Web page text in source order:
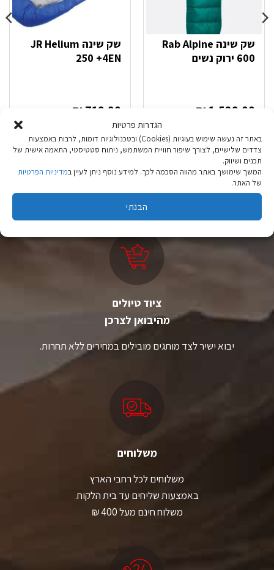
הגדרות פרטיות
באתר זה נעשה שימוש בעוגיות (Cookies) ובטכנולוגיות דומות, לרבות באמצעות
צדדים שלישיים, לצורך שיפור חוויית המשתמש, ניתוח סטטיסטי, התאמה אישית של
תכנים ושיווק.
המשך שימושך באתר מהווה הסכמה לכך. למידע נוסף ניתן לעיין במדיניות הפרטיות
של האתר.
הבנתי
שק שינה Rab Alpine
600 ירוק נשים
₪ 1,529.00
מידע נוסף
שק שינה JR Helium
250 +4EN
₪ 719.90
מידע נוסף
ציוד טיולים
מהיבואן לצרכן
יבוא ישיר לצד מותגים מובילים במחירים ללא תחרות.
משלוחים
משלוחים לכל רחבי הארץ
באמצעות שליחים עד בית הלקוח.
משלוח חינם מעל 400 ₪